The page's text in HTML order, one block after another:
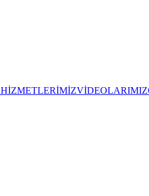
HİZMETLERİMİZVİDEOLARIMIZ